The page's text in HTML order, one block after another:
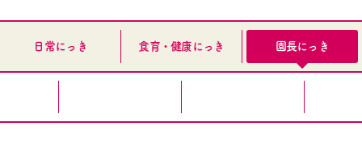
日常にっき 食育・健康にっき 園長にっき